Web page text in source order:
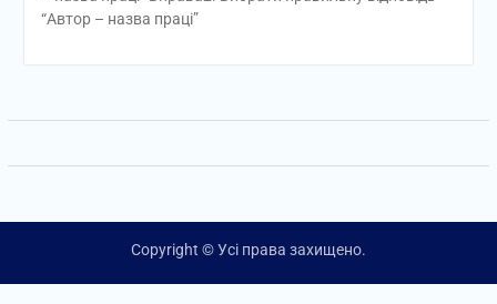
“Автор – назва праці”
Copyright © Усі права захищено.